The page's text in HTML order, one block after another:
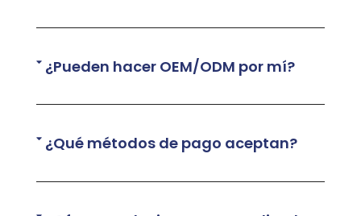
¿Pueden hacer OEM/ODM por mí?
¿Qué métodos de pago aceptan?